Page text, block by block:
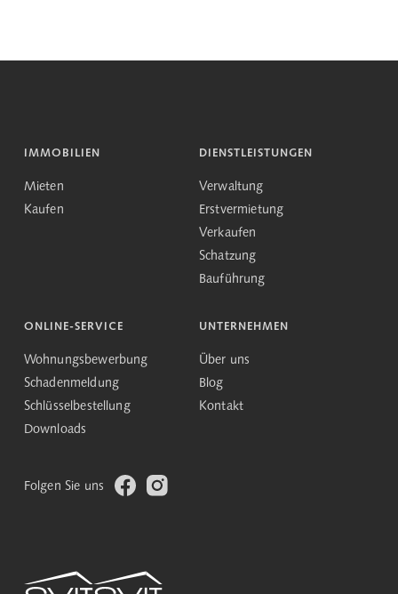
IMMOBILIEN
Mieten
Kaufen
DIENSTLEISTUNGEN
Verwaltung
Erstvermietung
Verkaufen
Schatzung
Bauführung
ONLINE-SERVICE
Wohnungsbewerbung
Schadenmeldung
Schlüsselbestellung
Downloads
UNTERNEHMEN
Über uns
Blog
Kontakt
Folgen Sie uns